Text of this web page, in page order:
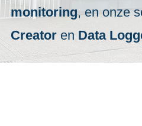
monitoring, en onze
Creator en Data